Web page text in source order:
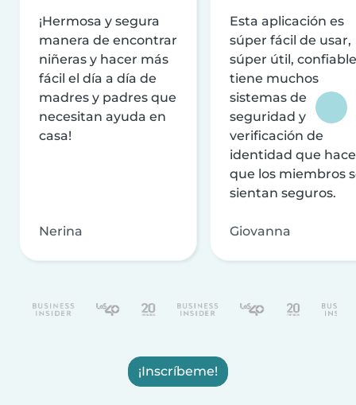
¡Hermosa y segura
manera de encontrar
niñeras y hacer más
fácil el día a día de
madres y padres que
necesitan ayuda en
casa!
Nerina
Esta aplicación es
súper fácil de usar,
súper útil,
tiene muchos
sistemas de
seguridad y
verificación de
identidad que
que los miembros
sientan seguros.
Giovanna
¡Inscríbeme!